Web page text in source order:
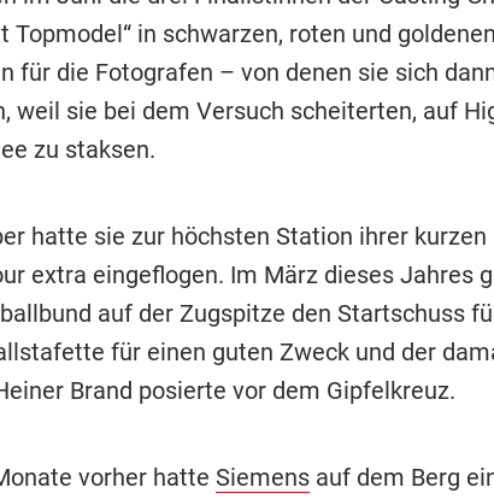
Topmodel“ in schwarzen, roten und
für die Fotografen – von denen sie sich
weil sie bei dem Versuch scheiterten, auf
zu staksen.
hatte sie zur höchsten Station ihrer kurzen
extra eingeflogen. Im März dieses Jahres
auf der Zugspitze den Startschuss
für einen guten Zweck und der
Brand posierte vor dem Gipfelkreuz.
vorher hatte Siemensauf dem Berg